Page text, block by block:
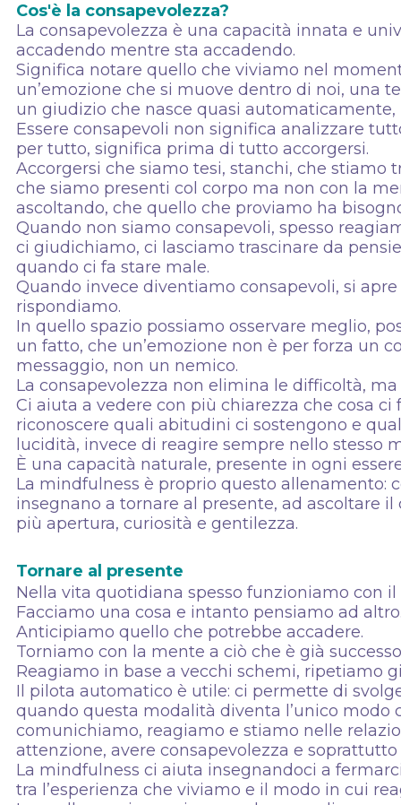
Cos'è la consapevolezza?
La consapevolezza è una capacità innata e
accadendo mentre sta accadendo.
Significa notare quello che viviamo nel
un’emozione che si muove dentro di noi, una
un giudizio che nasce quasi
Essere consapevoli non significa analizzare
per tutto, significa prima di tutto accorgersi.
Accorgersi che siamo tesi, stanchi, che
che siamo presenti col corpo ma non con la
ascoltando, che quello che proviamo ha
Quando non siamo consapevoli, spesso
ci giudichiamo, ci lasciamo trascinare da
quando ci fa stare male.
Quando invece diventiamo consapevoli, si
rispondiamo.
In quello spazio possiamo osservare meglio,
un fatto, che un’emozione non è per forza un
messaggio, non un nemico.
La consapevolezza non elimina le difficoltà,
Ci aiuta a vedere con più chiarezza che cosa
riconoscere quali abitudini ci sostengono e
lucidità, invece di reagire sempre nello stesso
È una capacità naturale, presente in ogni
La mindfulness è proprio questo allenamento:
insegnano a tornare al presente, ad ascoltare
più apertura, curiosità e gentilezza.
Tornare al presente
Nella vita quotidiana spesso funzioniamo con
Facciamo una cosa e intanto pensiamo ad
Anticipiamo quello che potrebbe accadere.
Torniamo con la mente a ciò che è già
Reagiamo in base a vecchi schemi, ripetiamo
Il pilota automatico è utile: ci permette di
quando questa modalità diventa l’unico
comunichiamo, reagiamo e stiamo nelle
attenzione, avere consapevolezza e
La mindfulness ci aiuta insegnandoci a
tra l’esperienza che viviamo e il modo in cui